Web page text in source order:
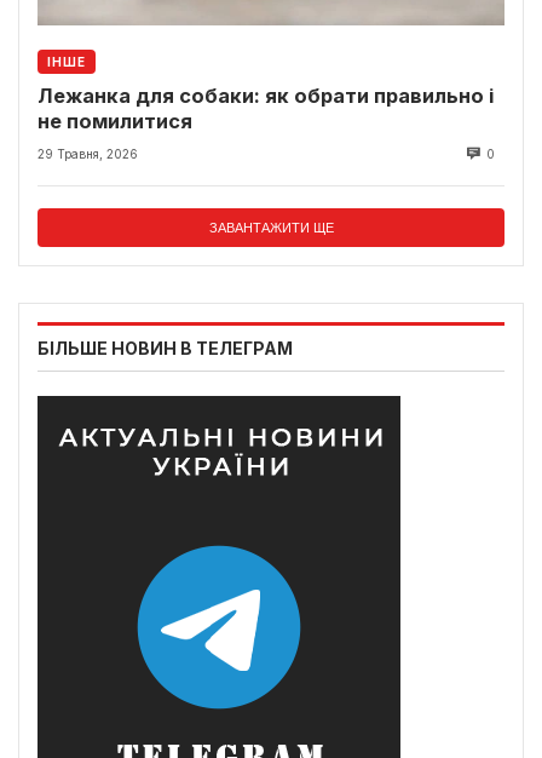
ІНШЕ
Лежанка для собаки: як обрати правильно і
не помилитися
29 Травня, 2026 0
ЗАВАНТАЖИТИ ЩЕ
БІЛЬШЕ НОВИН В ТЕЛЕГРАМ